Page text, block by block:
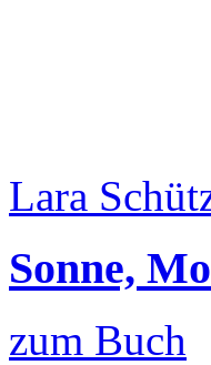
Lara
Sonne,
zum Buch